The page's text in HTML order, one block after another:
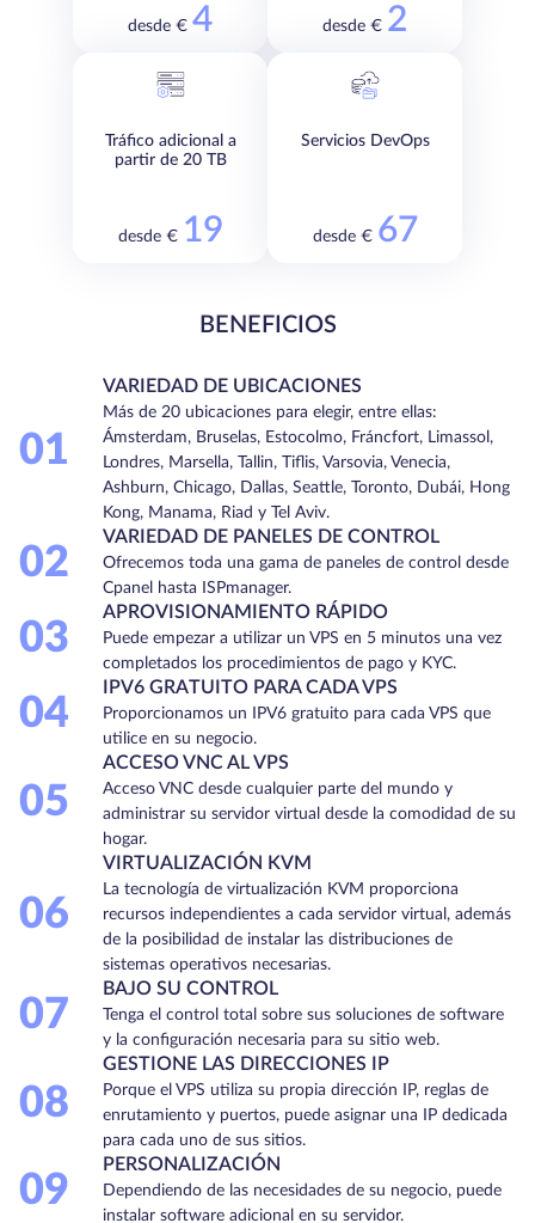
desde € 4 desde € 2
Tráfico adicional a
partir de 20 TB
desde € 19
Servicios DevOps
desde € 67
BENEFICIOS
01
VARIEDAD DE UBICACIONES
Más de 20 ubicaciones para elegir, entre ellas:
Ámsterdam, Bruselas, Estocolmo, Fráncfort, Limassol,
Londres, Marsella, Tallin, Tiflis, Varsovia, Venecia,
Ashburn, Chicago, Dallas, Seattle, Toronto, Dubái, Hong
Kong, Manama, Riad y Tel Aviv.
02
VARIEDAD DE PANELES DE CONTROL
Ofrecemos toda una gama de paneles de control desde
Cpanel hasta ISPmanager.
03
APROVISIONAMIENTO RÁPIDO
Puede empezar a utilizar un VPS en 5 minutos una vez
completados los procedimientos de pago y KYC.
04
IPV6 GRATUITO PARA CADA VPS
Proporcionamos un IPV6 gratuito para cada VPS que
utilice en su negocio.
05
ACCESO VNC AL VPS
Acceso VNC desde cualquier parte del mundo y
administrar su servidor virtual desde la comodidad de su
hogar.
06
VIRTUALIZACIÓN KVM
La tecnología de virtualización KVM proporciona
recursos independientes a cada servidor virtual, además
de la posibilidad de instalar las distribuciones de
sistemas operativos necesarias.
07
BAJO SU CONTROL
Tenga el control total sobre sus soluciones de software
y la configuración necesaria para su sitio web.
08
GESTIONE LAS DIRECCIONES IP
Porque el VPS utiliza su propia dirección IP, reglas de
enrutamiento y puertos, puede asignar una IP dedicada
para cada uno de sus sitios.
09
PERSONALIZACIÓN
Dependiendo de las necesidades de su negocio, puede
instalar software adicional en su servidor.